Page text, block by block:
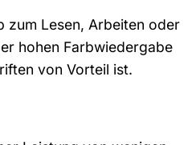
zum Lesen, Arbeiten oder
hohen Farbwiedergabe
von Vorteil ist.